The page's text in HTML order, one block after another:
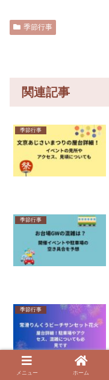
季節行事
関連記事
季節行事
季節行事
季節行事
メニュー ホーム